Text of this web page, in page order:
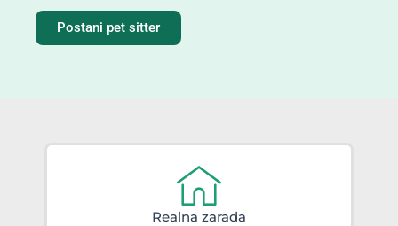
Postani pet sitter
Realna zarada